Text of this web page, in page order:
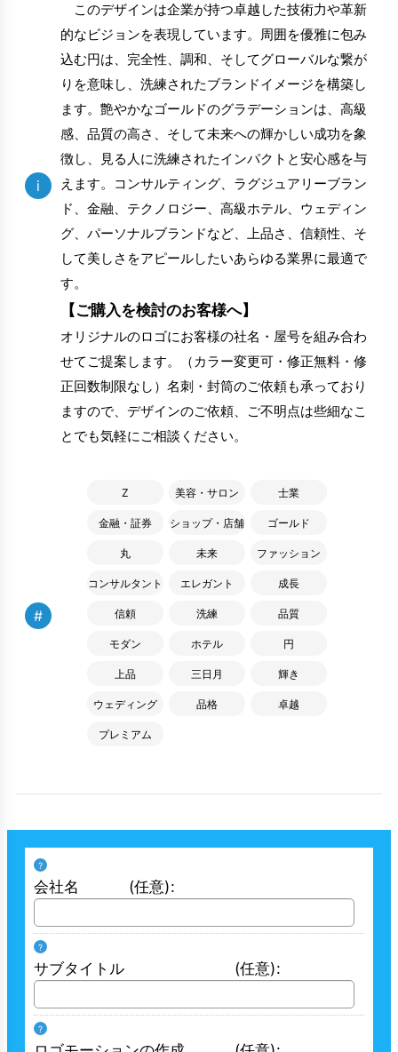
i
このデザインは企業が持つ卓越した技術力や革新
的なビジョンを表現しています。周囲を優雅に包み
込む円は、完全性、調和、そしてグローバルな繋が
りを意味し、洗練されたブランドイメージを構築し
ます。艶やかなゴールドのグラデーションは、高級
感、品質の高さ、そして未来への輝かしい成功を象
徴し、見る人に洗練されたインパクトと安心感を与
えます。コンサルティング、ラグジュアリーブラン
ド、金融、テクノロジー、高級ホテル、ウェディン
グ、パーソナルブランドなど、上品さ、信頼性、そ
して美しさをアピールしたいあらゆる業界に最適で
す。
【ご購入を検討のお客様へ】
オリジナルのロゴにお客様の社名・屋号を組み合わ
せてご提案します。（カラー変更可・修正無料・修
正回数制限なし）名刺・封筒のご依頼も承っており
ますので、デザインのご依頼、ご不明点は些細なこ
とでも気軽にご相談ください。
#
Z 美容・サロン 士業
金融・証券 ショップ・店舗 ゴールド
丸 未来 ファッション
コンサルタント エレガント 成長
信頼 洗練 品質
モダン ホテル 円
上品 三日月 輝き
ウェディング 品格 卓越
プレミアム
?
会社名 (任意):
?
サブタイトル (任意):
?